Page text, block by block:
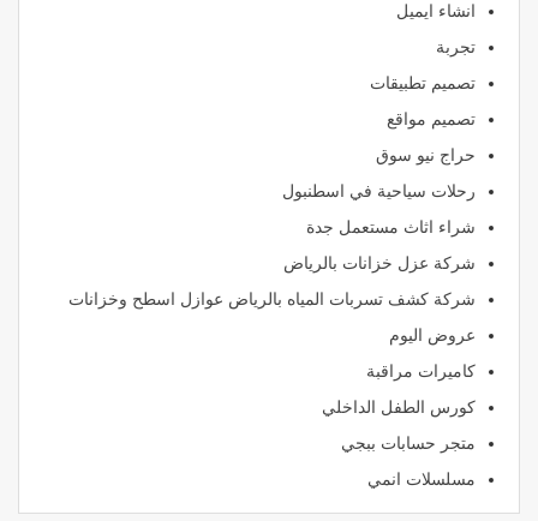
انشاء ايميل
تجربة
تصميم تطبيقات
تصميم مواقع
حراج نيو سوق
رحلات سياحية في اسطنبول
شراء اثاث مستعمل جدة
شركة عزل خزانات بالرياض
شركة كشف تسربات المياه بالرياض عوازل اسطح وخزانات
عروض اليوم
كاميرات مراقبة
كورس الطفل الداخلي
متجر حسابات ببجي
مسلسلات انمي